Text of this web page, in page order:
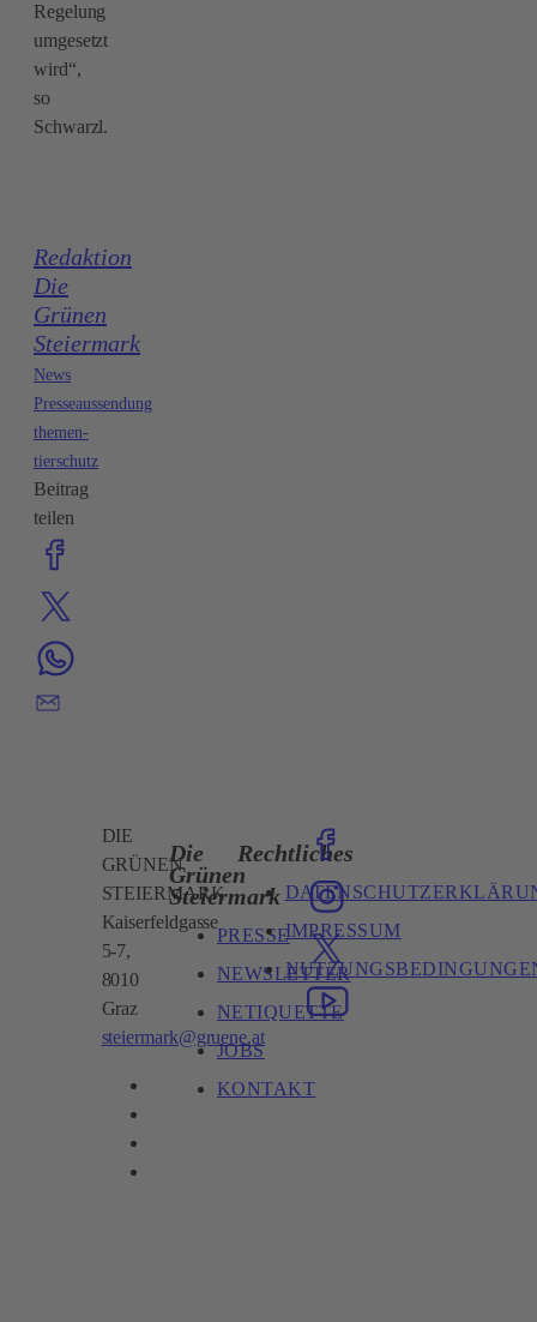
Regelung
umgesetzt
wird“,
so
Schwarzl.
Redaktion
Die
Grünen
Steiermark
News
Presseaussendung
themen-
tierschutz
Beitrag
teilen
DIE
GRÜNEN
STEIERMARK
Kaiserfeldgasse
5-7,
8010
Graz
steiermark@gruene.at
Die
Grünen
Steiermark
PRESSE
NEWSLETTER
NETIQUETTE
JOBS
KONTAKT
Rechtliches
IMPRESSUM